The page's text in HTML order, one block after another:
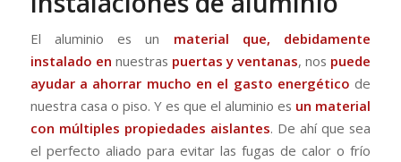
El aluminio es un material que, debidamente
instalado en nuestras puertas y ventanas, nos puede
ayudar a ahorrar mucho en el gasto energético de
nuestra casa o piso. Y es que el aluminio es un material
con múltiples propiedades aislantes. De ahí que sea
el perfecto aliado para evitar las fugas de calor o frío